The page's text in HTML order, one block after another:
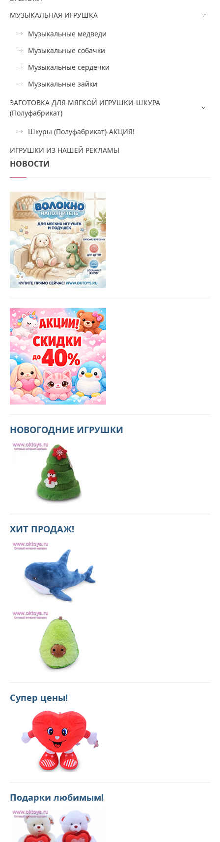
МУЗЫКАЛЬНАЯ ИГРУШКА
Музыкальные медведи
Музыкальные собачки
Музыкальные сердечки
Музыкальные зайки
ЗАГОТОВКА ДЛЯ МЯГКОЙ ИГРУШКИ-ШКУРА
(Полуфабрикат)
Шкуры (Полуфабрикат)-АКЦИЯ!
ИГРУШКИ ИЗ НАШЕЙ РЕКЛАМЫ
НОВОСТИ
НОВОГОДНИЕ ИГРУШКИ
ХИТ ПРОДАЖ!
Супер цены!
Подарки любимым!